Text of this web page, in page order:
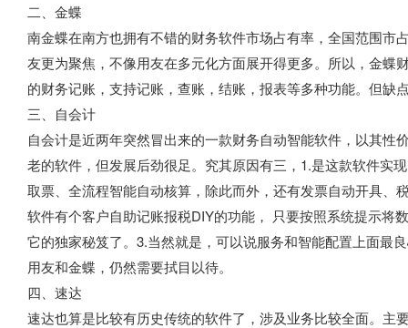
二、金蝶
南金蝶在南方也拥有不错的财务软件市场占有率，全国范围
友更为聚焦，不像用友在多元化方面展开得更多。所以，金
的财务记账，支持记账，查账，结账，报表等多种功能。但缺
三、自会计
自会计是近两年突然冒出来的一款财务自动智能软件，以其
老的软件，但发展后劲很足。究其原因有三，1.是这款软件实
取票、全流程智能自动核算，除此而外，还有发票自动开具
软件有个客户自助记账报税DIY的功能， 只要按照系统提示将
它的独家秘笈了。3.当然就是，可以说服务和智能配置上面最
用友和金蝶，仍然需要拭目以待。
四、速达
速达也算是比较有历史传统的软件了，涉及业务比较全面。